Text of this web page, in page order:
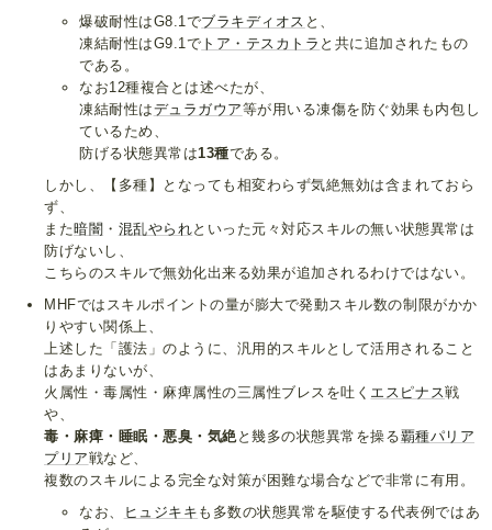
爆破耐性はG8.1でブラキディオス と、
凍結耐性はG9.1で トア・テスカトラ と共に追加されたもの
である。
なお12種複合とは述べたが、
凍結耐性はデュラガウア等が用いる凍傷を防ぐ効果も内包し
ているため、
防げる状態異常は13種である。
しかし、【多種】となっても相変わらず気絶無効は含まれておら
ず、
また暗闇 ・ 混乱やられといった元々対応スキルの無い状態異常は
防げないし、
こちらのスキルで無効化出来る効果が追加されるわけではない。
MHFではスキルポイントの量が膨大で発動スキル数の制限がかか
りやすい関係上、
上述した「護法」のように、汎用的スキルとして活用されること
はあまりないが、
火属性・毒属性・麻痺属性の三属性ブレスを吐く エスピナス戦
や、
毒・麻痺・睡眠・悪臭・気絶と幾多の状態異常を操る覇種パリア
プリア戦など、
複数のスキルによる完全な対策が困難な場合などで非常に有用。
なお、
ヒュジキキ も多数の状態異常を駆使する代表例ではあ